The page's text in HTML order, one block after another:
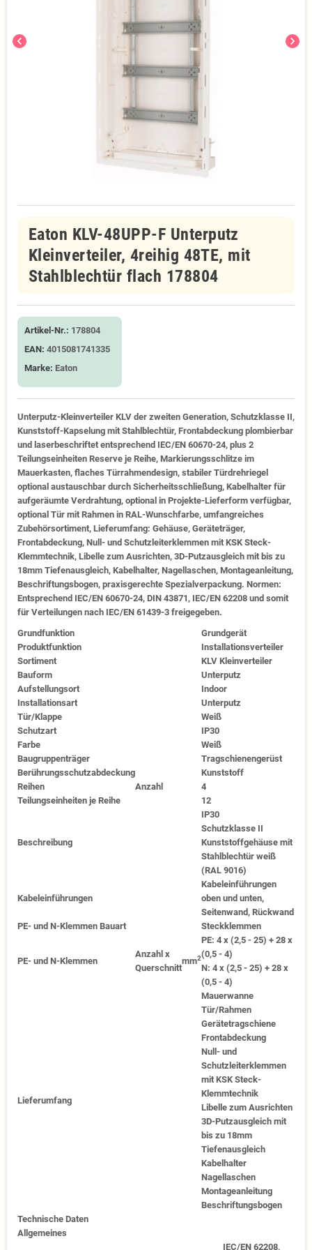
chevron_left chevron_right
Eaton KLV-48UPP-F Unterputz
Kleinverteiler, 4reihig 48TE, mit
Stahlblechtür flach 178804
Artikel-Nr.: 178804
EAN: 4015081741335
Marke: Eaton
Unterputz-Kleinverteiler KLV der zweiten Generation, Schutzklasse II,
Kunststoff-Kapselung mit Stahlblechtür, Frontabdeckung plombierbar
und laserbeschriftet entsprechend IEC/EN 60670-24, plus 2
Teilungseinheiten Reserve je Reihe, Markierungsschlitze im
Mauerkasten, flaches Türrahmendesign, stabiler Türdrehriegel
optional austauschbar durch Sicherheitsschließung, Kabelhalter für
aufgeräumte Verdrahtung, optional in Projekte-Lieferform verfügbar,
optional Tür mit Rahmen in RAL-Wunschfarbe, umfangreiches
Zubehörsortiment, Lieferumfang: Gehäuse, Geräteträger,
Frontabdeckung, Null- und Schutzleiterklemmen mit KSK Steck-
Klemmtechnik, Libelle zum Ausrichten, 3D-Putzausgleich mit bis zu
18mm Tiefenausgleich, Kabelhalter, Nagellaschen, Montageanleitung,
Beschriftungsbogen, praxisgerechte Spezialverpackung. Normen:
Entsprechend IEC/EN 60670-24, DIN 43871, IEC/EN 62208 und somit
für Verteilungen nach IEC/EN 61439-3 freigegeben.
Grundfunktion
Grundgerät
Produktfunktion
Installationsverteiler
Sortiment
KLV Kleinverteiler
Bauform
Unterputz
Aufstellungsort
Indoor
Installationsart
Unterputz
Tür/Klappe
Weiß
Schutzart
IP30
Farbe
Weiß
Baugruppenträger
Tragschienengerüst
Berührungsschutzabdeckung
Kunststoff
Reihen
Anzahl
4
Teilungseinheiten je Reihe
12
Beschreibung
IP30
Schutzklasse II
Kunststoffgehäuse mit
Stahlblechtür weiß
(RAL 9016)
Kabeleinführungen
Kabeleinführungen
oben und unten,
Seitenwand, Rückwand
PE- und N-Klemmen Bauart
Steckklemmen
PE- und N-Klemmen
Anzahl x
Querschnitt
mm2
PE: 4 x (2,5 - 25) + 28 x
(0,5 - 4)
N: 4 x (2,5 - 25) + 28 x
(0,5 - 4)
Lieferumfang
Mauerwanne
Tür/Rahmen
Gerätetragschiene
Frontabdeckung
Null- und
Schutzleiterklemmen
mit KSK Steck-
Klemmtechnik
Libelle zum Ausrichten
3D-Putzausgleich mit
bis zu 18mm
Tiefenausgleich
Kabelhalter
Nagellaschen
Montageanleitung
Beschriftungsbogen
Technische Daten
Allgemeines
IEC/EN 62208,